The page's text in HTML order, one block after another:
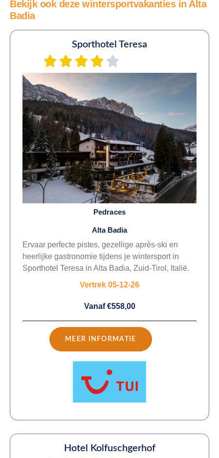
Bekijk ook deze wintersportvakanties in Alta
Badia
Sporthotel Teresa
Pedraces
Alta Badia
Ervaar perfecte pistes, gezellige après-ski en
heerlijke gastronomie tijdens je wintersport in
Sporthotel Teresa in Alta Badia, Zuid-Tirol, Italië.
Vertrek 05-12-26
Vanaf €558,00
MEER INFORMATIE
Hotel Kolfuschgerhof